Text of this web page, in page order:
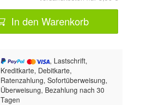
In den Warenkorb
, Lastschrift,
Kreditkarte, Debitkarte,
Ratenzahlung, Sofortüberweisung,
Überweisung, Bezahlung nach 30
Tagen